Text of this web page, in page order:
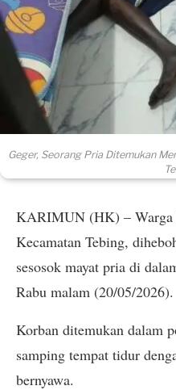
Geger, Seorang Pria Ditemukan
KARIMUN (HK) – Warga
Kecamatan Tebing,
sesosok mayat pria di
Rabu malam (20/05/2026).
Korban ditemukan dalam
samping tempat tidur
bernyawa.